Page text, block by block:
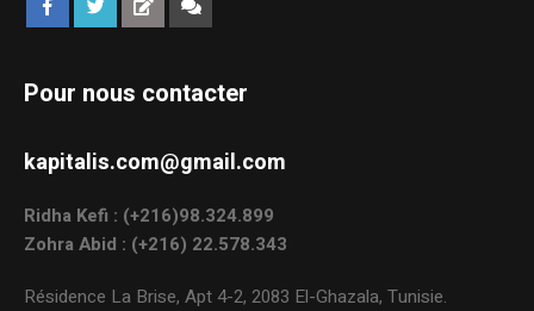
Pour nous contacter
kapitalis.com@gmail.com
Ridha Kefi : (+216)98.324.899
Zohra Abid : (+216) 22.578.343
Résidence La Brise, Apt 4-2, 2083 El-Ghazala, Tunisie.